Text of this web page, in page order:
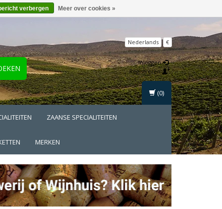
Nederlands €
Inloggen
Registreren
ZAANSE SPECIALITEITEN
MERKEN
(0)
verbergen Meer over cookies »